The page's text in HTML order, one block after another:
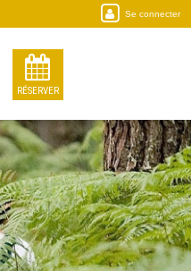
Se connecter
RÉSERVER